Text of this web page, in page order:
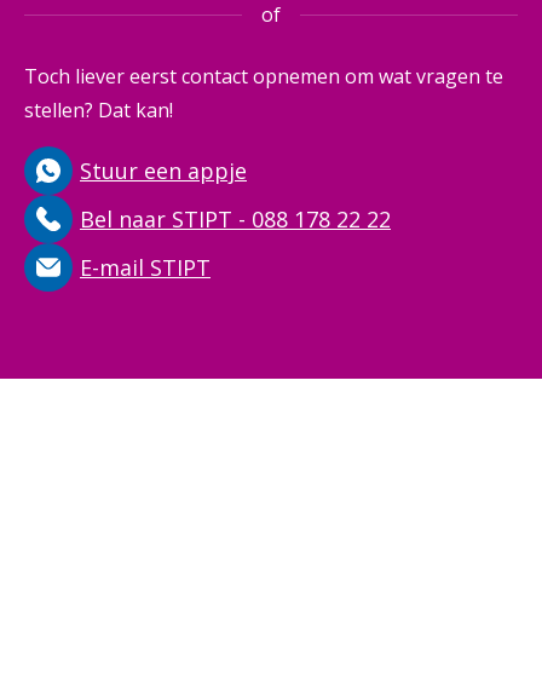
of
Toch liever eerst contact opnemen om wat vragen te
stellen? Dat kan!
Stuur een appje
Bel naar STIPT - 088 178 22 22
E-mail STIPT